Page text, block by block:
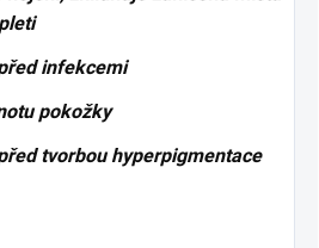
infekcemi
pokožky
tvorbou hyperpigmentace